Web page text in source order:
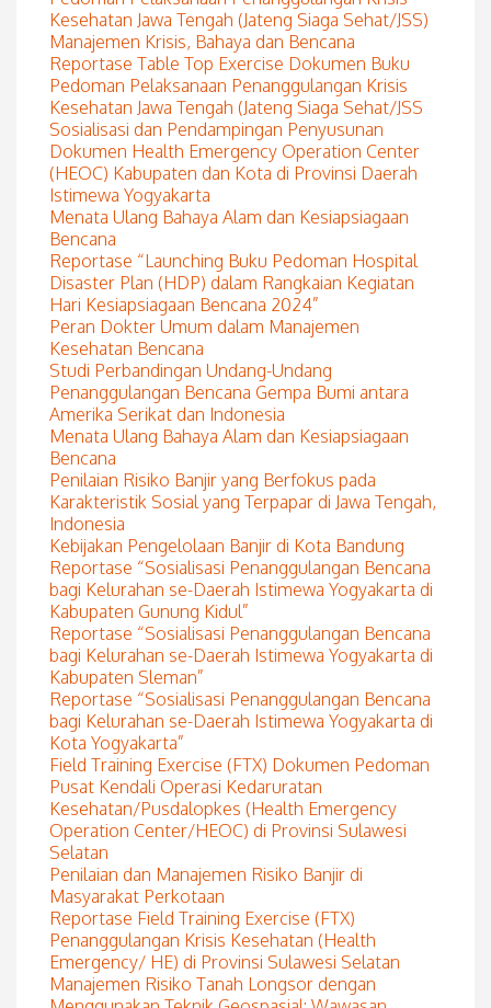
Kesehatan Jawa Tengah (Jateng Siaga Sehat/JSS)
Manajemen Krisis, Bahaya dan Bencana
Reportase Table Top Exercise Dokumen Buku
Pedoman Pelaksanaan Penanggulangan Krisis
Kesehatan Jawa Tengah (Jateng Siaga Sehat/JSS
Sosialisasi dan Pendampingan Penyusunan
Dokumen Health Emergency Operation Center
(HEOC) Kabupaten dan Kota di Provinsi Daerah
Istimewa Yogyakarta
Menata Ulang Bahaya Alam dan Kesiapsiagaan
Bencana
Reportase “Launching Buku Pedoman Hospital
Disaster Plan (HDP) dalam Rangkaian Kegiatan
Hari Kesiapsiagaan Bencana 2024”
Peran Dokter Umum dalam Manajemen
Kesehatan Bencana
Studi Perbandingan Undang-Undang
Penanggulangan Bencana Gempa Bumi antara
Amerika Serikat dan Indonesia
Menata Ulang Bahaya Alam dan Kesiapsiagaan
Bencana
Penilaian Risiko Banjir yang Berfokus pada
Karakteristik Sosial yang Terpapar di Jawa Tengah,
Indonesia
Kebijakan Pengelolaan Banjir di Kota Bandung
Reportase “Sosialisasi Penanggulangan Bencana
bagi Kelurahan se-Daerah Istimewa Yogyakarta di
Kabupaten Gunung Kidul”
Reportase “Sosialisasi Penanggulangan Bencana
bagi Kelurahan se-Daerah Istimewa Yogyakarta di
Kabupaten Sleman”
Reportase “Sosialisasi Penanggulangan Bencana
bagi Kelurahan se-Daerah Istimewa Yogyakarta di
Kota Yogyakarta”
Field Training Exercise (FTX) Dokumen Pedoman
Pusat Kendali Operasi Kedaruratan
Kesehatan/Pusdalopkes (Health Emergency
Operation Center/HEOC) di Provinsi Sulawesi
Selatan
Penilaian dan Manajemen Risiko Banjir di
Masyarakat Perkotaan
Reportase Field Training Exercise (FTX)
Penanggulangan Krisis Kesehatan (Health
Emergency/ HE) di Provinsi Sulawesi Selatan
Manajemen Risiko Tanah Longsor dengan